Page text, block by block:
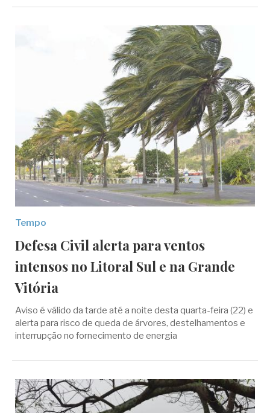
Tempo
Defesa Civil alerta para ventos
intensos no Litoral Sul e na Grande
Vitória
Aviso é válido da tarde até a noite desta quarta-feira (22) e
alerta para risco de queda de árvores, destelhamentos e
interrupção no fornecimento de energia